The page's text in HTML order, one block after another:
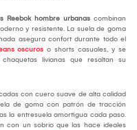
Reebok hombre urbanas combinan
y resistente. La suela de goma
asegura confort durante todo el
oscuros o shorts casuales, y se
livianas que resaltan su
con cuero suave de alta calidad
de goma con patrón de tracción
la entresuela amortigua cada paso.
con un sobrio que las hace ideales